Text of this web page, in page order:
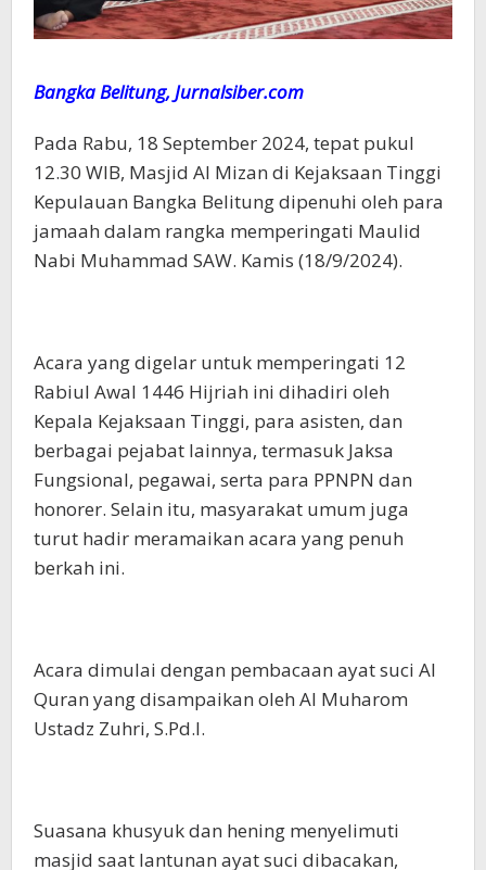
Bangka Belitung, Jurnalsiber.com
Pada Rabu, 18 September 2024, tepat pukul
12.30 WIB, Masjid Al Mizan di Kejaksaan Tinggi
Kepulauan Bangka Belitung dipenuhi oleh para
jamaah dalam rangka memperingati Maulid
Nabi Muhammad SAW. Kamis (18/9/2024).
Acara yang digelar untuk memperingati 12
Rabiul Awal 1446 Hijriah ini dihadiri oleh
Kepala Kejaksaan Tinggi, para asisten, dan
berbagai pejabat lainnya, termasuk Jaksa
Fungsional, pegawai, serta para PPNPN dan
honorer. Selain itu, masyarakat umum juga
turut hadir meramaikan acara yang penuh
berkah ini.
Acara dimulai dengan pembacaan ayat suci Al
Quran yang disampaikan oleh Al Muharom
Ustadz Zuhri, S.Pd.I.
Suasana khusyuk dan hening menyelimuti
masjid saat lantunan ayat suci dibacakan,